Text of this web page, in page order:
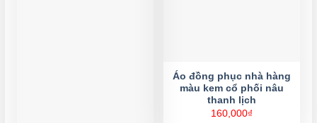
Áo đồng phục nhà hàng
màu kem cổ phối nâu
thanh lịch
160,000₫